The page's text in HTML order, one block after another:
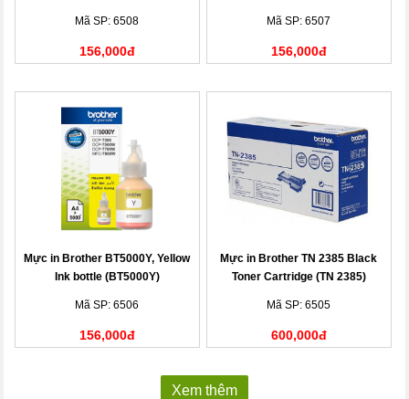
Mã SP: 6508
156,000đ
Mã SP: 6507
156,000đ
Mực in Brother BT5000Y, Yellow
Ink bottle (BT5000Y)
Mã SP: 6506
156,000đ
Mực in Brother TN 2385 Black
Toner Cartridge (TN 2385)
Mã SP: 6505
600,000đ
Xem thêm